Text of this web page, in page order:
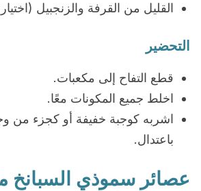
القليل من القرفة والزنجبيل
التحضير
قطع التفاح إلى مكعبات.
اخلط جميع المكونات معًا.
اشربه كوجبة خفيفة أو كجزء من
باعتدال.
عصائر سموذي السبانخ